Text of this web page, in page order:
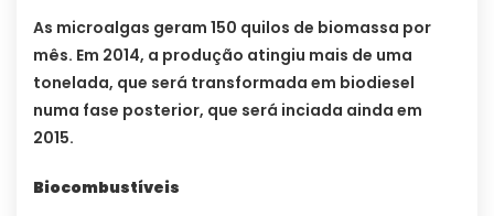
As microalgas geram 150 quilos de biomassa por
mês. Em 2014, a produção atingiu mais de uma
tonelada, que será transformada em biodiesel
numa fase posterior, que será inciada ainda em
2015.
Biocombustíveis